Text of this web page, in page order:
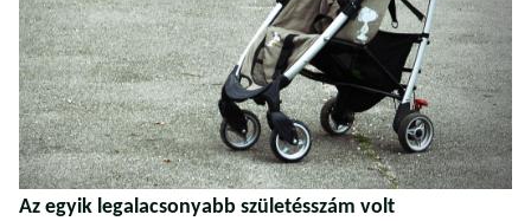
Az egyik legalacsonyabb születésszám volt